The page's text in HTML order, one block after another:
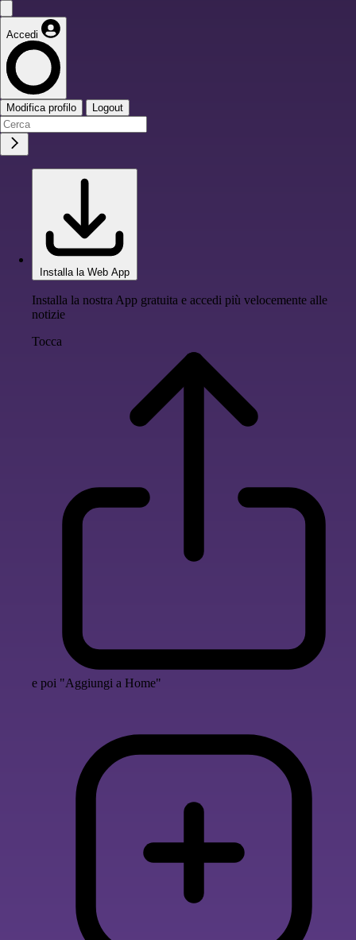
Accedi
Modifica profilo Logout
Installa la Web App
Installa la nostra App gratuita e accedi più velocemente alle
notizie
Tocca
e poi "Aggiungi a Home"